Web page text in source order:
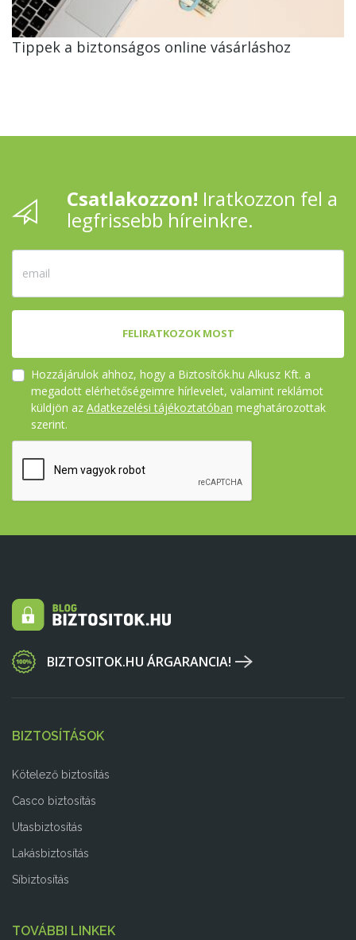
Tippek a biztonságos online vásárláshoz
Csatlakozzon! Iratkozzon fel a
legfrissebb híreinkre.
FELIRATKOZOK MOST
Hozzájárulok ahhoz, hogy a Biztosítók.hu Alkusz Kft. a
megadott elérhetőségeimre hírlevelet, valamint reklámot
küldjön az Adatkezelési tájékoztatóban meghatározottak
szerint.
BIZTOSITOK.HU ÁRGARANCIA!
BIZTOSÍTÁSOK
Kötelező biztosítás
Casco biztosítás
Utasbiztosítás
Lakásbiztosítás
Síbiztosítás
TOVÁBBI LINKEK